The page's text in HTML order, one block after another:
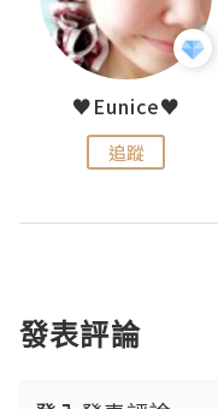
♥Eunice♥
追蹤
發表評論